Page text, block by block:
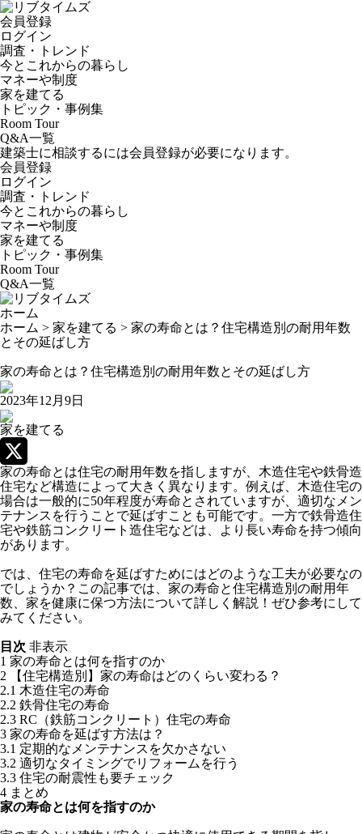
会員登録
ログイン
調査・トレンド
今とこれからの暮らし
マネーや制度
家を建てる
トピック・事例集
Room Tour
Q&A一覧
建築士に相談するには会員登録が必要になります。
会員登録
ログイン
調査・トレンド
今とこれからの暮らし
マネーや制度
家を建てる
トピック・事例集
Room Tour
Q&A一覧
ホーム
ホーム > 家を建てる > 家の寿命とは？住宅構造別の耐用年数
とその延ばし方
家の寿命とは？住宅構造別の耐用年数とその延ばし方
2023年12月9日
家を建てる
X
家の寿命とは住宅の耐用年数を指しますが、木造住宅や鉄骨造
住宅など構造によって大きく異なります。例えば、木造住宅の
場合は一般的に50年程度が寿命とされていますが、適切なメン
テナンスを行うことで延ばすことも可能です。一方で鉄骨造住
宅や鉄筋コンクリート造住宅などは、より長い寿命を持つ傾向
があります。
では、住宅の寿命を延ばすためにはどのような工夫が必要なの
でしょうか？この記事では、家の寿命と住宅構造別の耐用年
数、家を健康に保つ方法について詳しく解説！ぜひ参考にして
みてください。
目次 非表示
1 家の寿命とは何を指すのか
2
【住宅構造別】家の寿命はどのくらい変わる？
2.1 木造住宅の寿命
2.2 鉄骨住宅の寿命
2.3 RC（鉄筋コンクリート）住宅の寿命
3 家の寿命を延ばす方法は？
3.1 定期的なメンテナンスを欠かさない
3.2 適切なタイミングでリフォームを行う
3.3 住宅の耐震性も要チェック
4 まとめ
家の寿命とは何を指すのか